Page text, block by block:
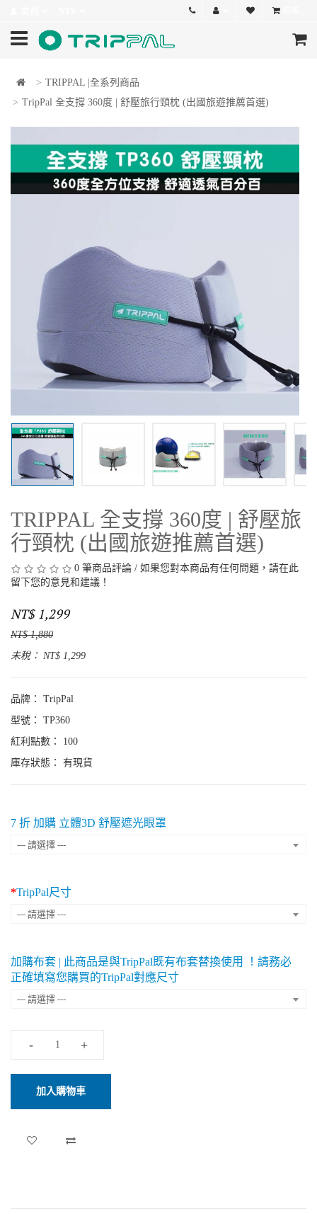
TRIPPAL |全系列商品
TripPal 全支撐 360度 | 舒壓旅行頸枕 (出國旅遊推薦首選)
TRIPPAL 全支撐 360度 | 舒壓旅
行頸枕 (出國旅遊推薦首選)
0 筆商品評論 / 如果您對本商品有任何問題，請在此
留下您的意見和建議！
NT$ 1,299
NT$ 1,880
未稅： NT$ 1,299
品牌： TripPal
型號： TP360
紅利點數： 100
庫存狀態：
有現貨
7 折 加購 立體3D 舒壓遮光眼罩
--- 請選擇 ---
TripPal尺寸
--- 請選擇 ---
加購布套 | 此商品是與TripPal既有布套替換使用 ！請務必
正確填寫您購買的TripPal對應尺寸
--- 請選擇 ---
加入購物車